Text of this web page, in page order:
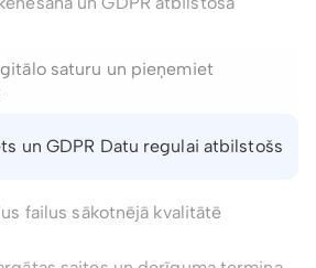
saturu un pieņemiet
un GDPR Datu regulai atbilstošs
failus sākotnējā kvalitātē
saites un derīguma termiņa